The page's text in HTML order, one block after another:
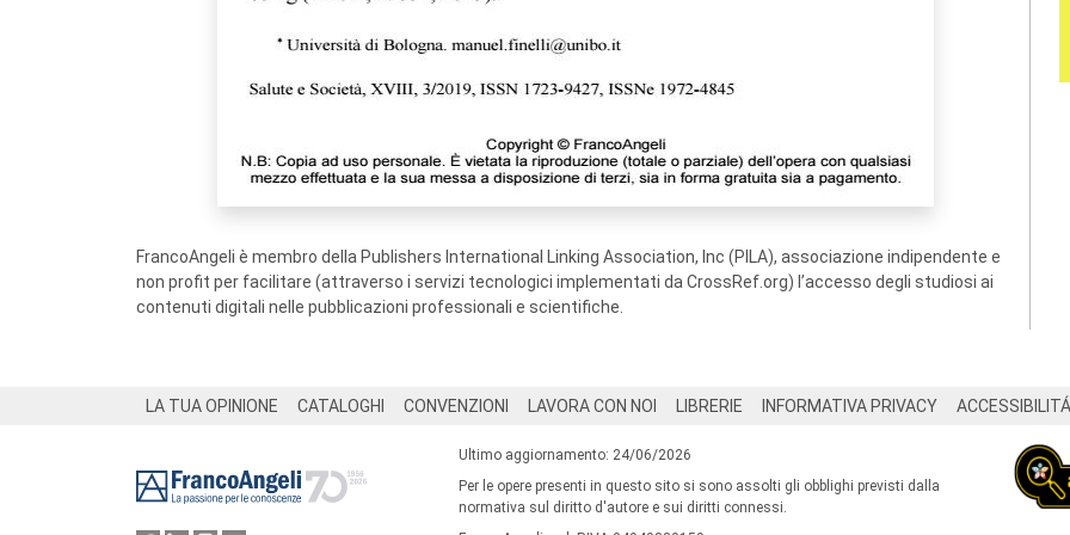
FrancoAngeli è membro della Publishers International Linking Association, Inc (PILA), associazione indipendente e
non profit per facilitare (attraverso i servizi tecnologici implementati da CrossRef.org) l’accesso degli studiosi ai
contenuti digitali nelle pubblicazioni professionali e scientifiche.
LA TUA OPINIONE CATALOGHI CONVENZIONI LAVORA CON NOI LIBRERIE INFORMATIVA PRIVACY ACCESSIBILITÁ
Ultimo aggiornamento: 24/06/2026
Per le opere presenti in questo sito si sono assolti gli obblighi previsti dalla
normativa sul diritto d'autore e sui diritti connessi.